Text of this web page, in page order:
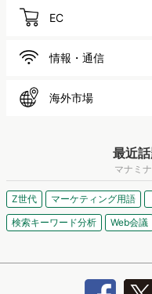
EC
情報・通信
海外市場
最近
マナミ
Z世代 マーケティング用語
検索キーワード分析
Web会議